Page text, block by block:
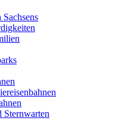
Sternwarten